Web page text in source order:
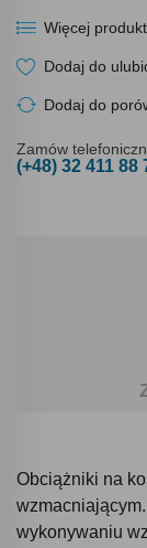
Więcej
Dodaj do
Dodaj do
Zamów
(+48) 32 411 88
Obciążniki na
wykonywaniu